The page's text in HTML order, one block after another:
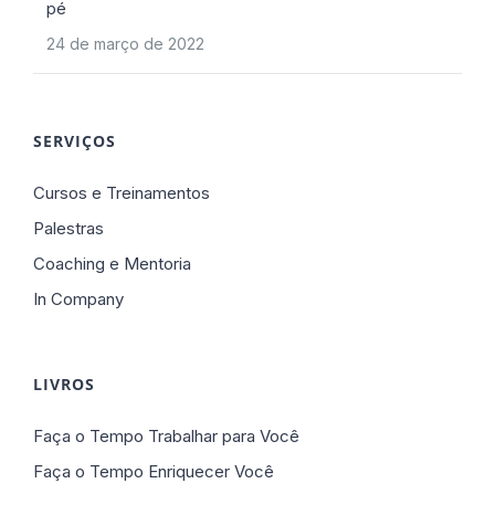
pé
24 de março de 2022
SERVIÇOS
Cursos e Treinamentos
Palestras
Coaching e Mentoria
In Company
LIVROS
Faça o Tempo Trabalhar para Você
Faça o Tempo Enriquecer Você